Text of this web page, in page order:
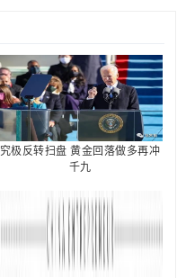
究极反转扫盘 黄金回落做多再冲
千九